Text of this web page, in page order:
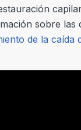
sobre las
de la caída